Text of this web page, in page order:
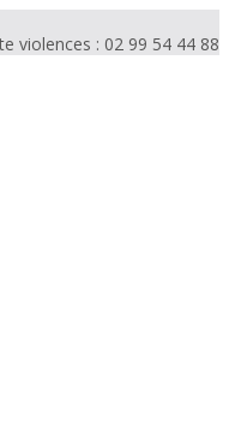
violences : 02 99 54 44 88